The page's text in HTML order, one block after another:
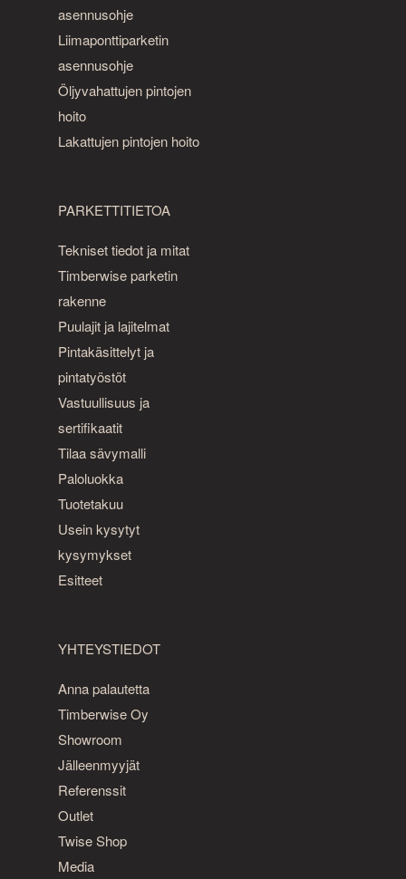
asennusohje
Liimaponttiparketin
asennusohje
Öljyvahattujen pintojen
hoito
Lakattujen pintojen hoito
PARKETTITIETOA
Tekniset tiedot ja mitat
Timberwise parketin
rakenne
Puulajit ja lajitelmat
Pintakäsittelyt ja
pintatyöstöt
Vastuullisuus ja
sertifikaatit
Tilaa sävymalli
Paloluokka
Tuotetakuu
Usein kysytyt
kysymykset
Esitteet
YHTEYSTIEDOT
Anna palautetta
Timberwise Oy
Showroom
Jälleenmyyjät
Referenssit
Outlet
Twise Shop
Media